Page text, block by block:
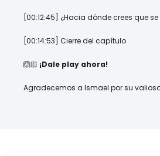
[00:12:45] ¿Hacia dónde crees que
[00:14:53] Cierre del capítulo
🙆🏻 ¡Dale play ahora!
Agradecemos a Ismael por su